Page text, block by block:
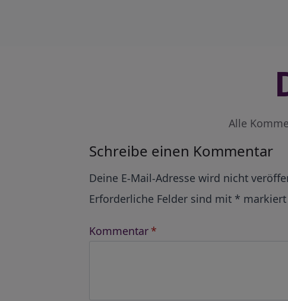
Alle
Schreibe einen Kommentar
Deine E-Mail-Adresse wird nicht
Erforderliche Felder sind mit * markiert
Kommentar *